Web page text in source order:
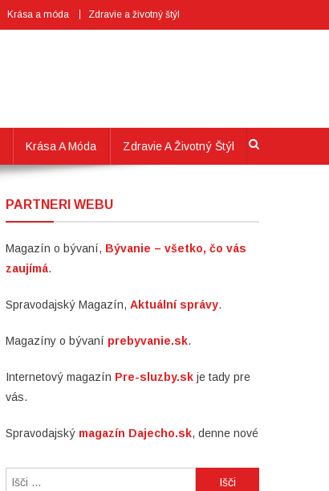
Krása a móda Zdravie a životný štýl
Krása A Móda Zdravie A Životný Štýl
PARTNERI WEBU
Magazín o bývaní, Bývanie – všetko, čo vás
zaujímá.
Spravodajský Magazín,Aktuální správy.
Magazíny o bývaní prebyvanie.sk.
Internetový magazín Pre-sluzby.sk je tady pre
vás.
Spravodajský magazín Dajecho.sk, denne nové